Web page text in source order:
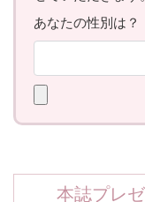
本誌プレ